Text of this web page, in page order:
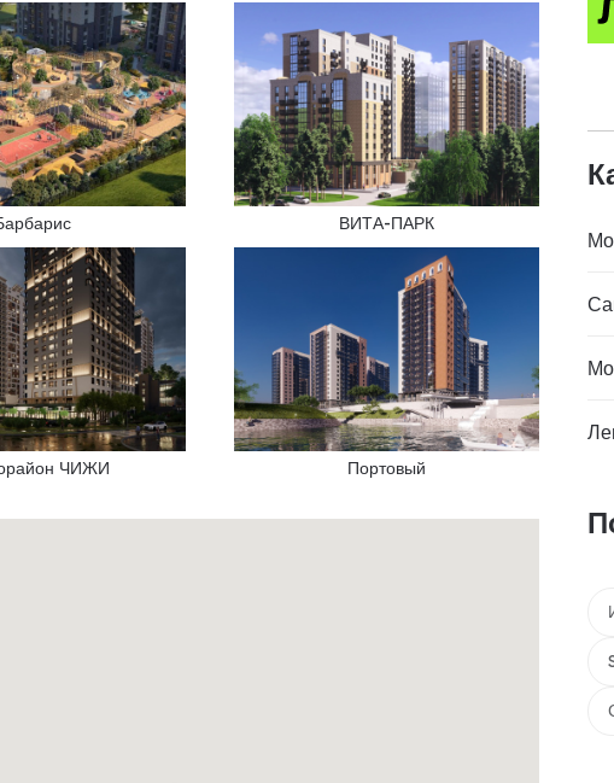
ВИТА-ПАРК
ЧИЖИ Портовый